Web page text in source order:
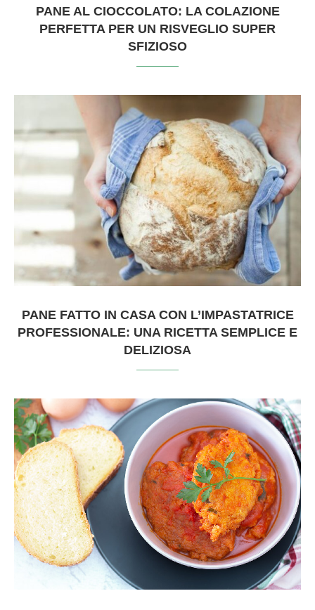
PANE AL CIOCCOLATO: LA COLAZIONE
PERFETTA PER UN RISVEGLIO SUPER
SFIZIOSO
PANE FATTO IN CASA CON L’IMPASTATRICE
PROFESSIONALE: UNA RICETTA SEMPLICE E
DELIZIOSA